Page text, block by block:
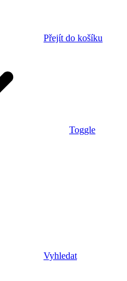
Přejít do košíku
Toggle
Vyhledat